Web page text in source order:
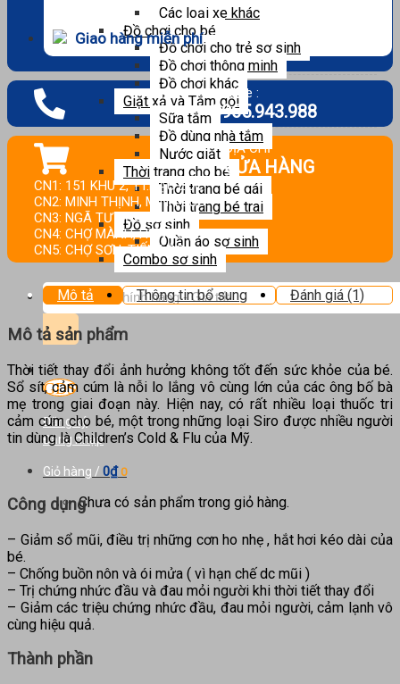
Các loại xe khác
Đồ chơi cho bé
Đồ chơi cho trẻ sơ sinh
Đồ chơi thông minh
Đồ chơi khác
Giặt xả và Tắm gội
Sữa tắm
Đồ dùng nhà tắm
Nước giặt
Thời trang cho bé
Thời trang bé gái
Thời trang bé trai
Đồ sơ sinh
Quần áo sơ sinh
Combo sơ sinh
Tìm
kiếm:
Đăng ký
Đăng nhập
Giỏ hàng / 0₫ 0
Chưa có sản phẩm trong giỏ hàng.
Giao hàng miễn phí
Hotline :
0965.943.988
ĐỊA CHỈ
CỬA HÀNG
CN1: 151 KHU 2, TT.HẬU LỘC.
CN2: MINH THỊNH, MINH LỘC.
CN3: NGÃ TƯ HOA LỘC.
CN4: CHỢ MÀNH, HƯNG LỘC.
CN5: CHỢ SƠN, TIẾN LỘC.
Mô tả Thông tin bổ sung Đánh giá (1)
Mô tả sản phẩm
Thời tiết thay đổi ảnh hưởng không tốt đến sức khỏe của bé.
Sổ sít, cảm cúm là nỗi lo lắng vô cùng lớn của các ông bố bà
mẹ trong giai đoạn này. Hiện nay, có rất nhiều loại thuốc tri
cảm cúm cho bé, một trong những loại Siro được nhiều người
tin dùng là Children’s Cold & Flu của Mỹ.
Công dụng
– Giảm sổ mũi, điều trị những cơn ho nhẹ , hắt hơi kéo dài của
bé.
– Chống buồn nôn và ói mửa ( vì hạn chế dc mũi )
– Trị chứng nhức đầu và đau mỏi người khi thời tiết thay đổi
– Giảm các triệu chứng nhức đầu, đau mỏi người, cảm lạnh vô
cùng hiệu quả.
Thành phần